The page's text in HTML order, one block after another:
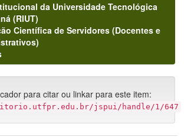
da Universidade Tecnológica
(RIUT)
Científica de Servidores (Docentes e
para citar ou linkar para este item:
jspui/handle/1/647